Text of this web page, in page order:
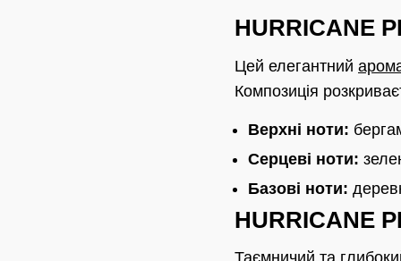
HURRICANE
Цей елегантний
Композиція
Верхні ноти:
Серцеві ноти:
Базові ноти:
HURRICANE